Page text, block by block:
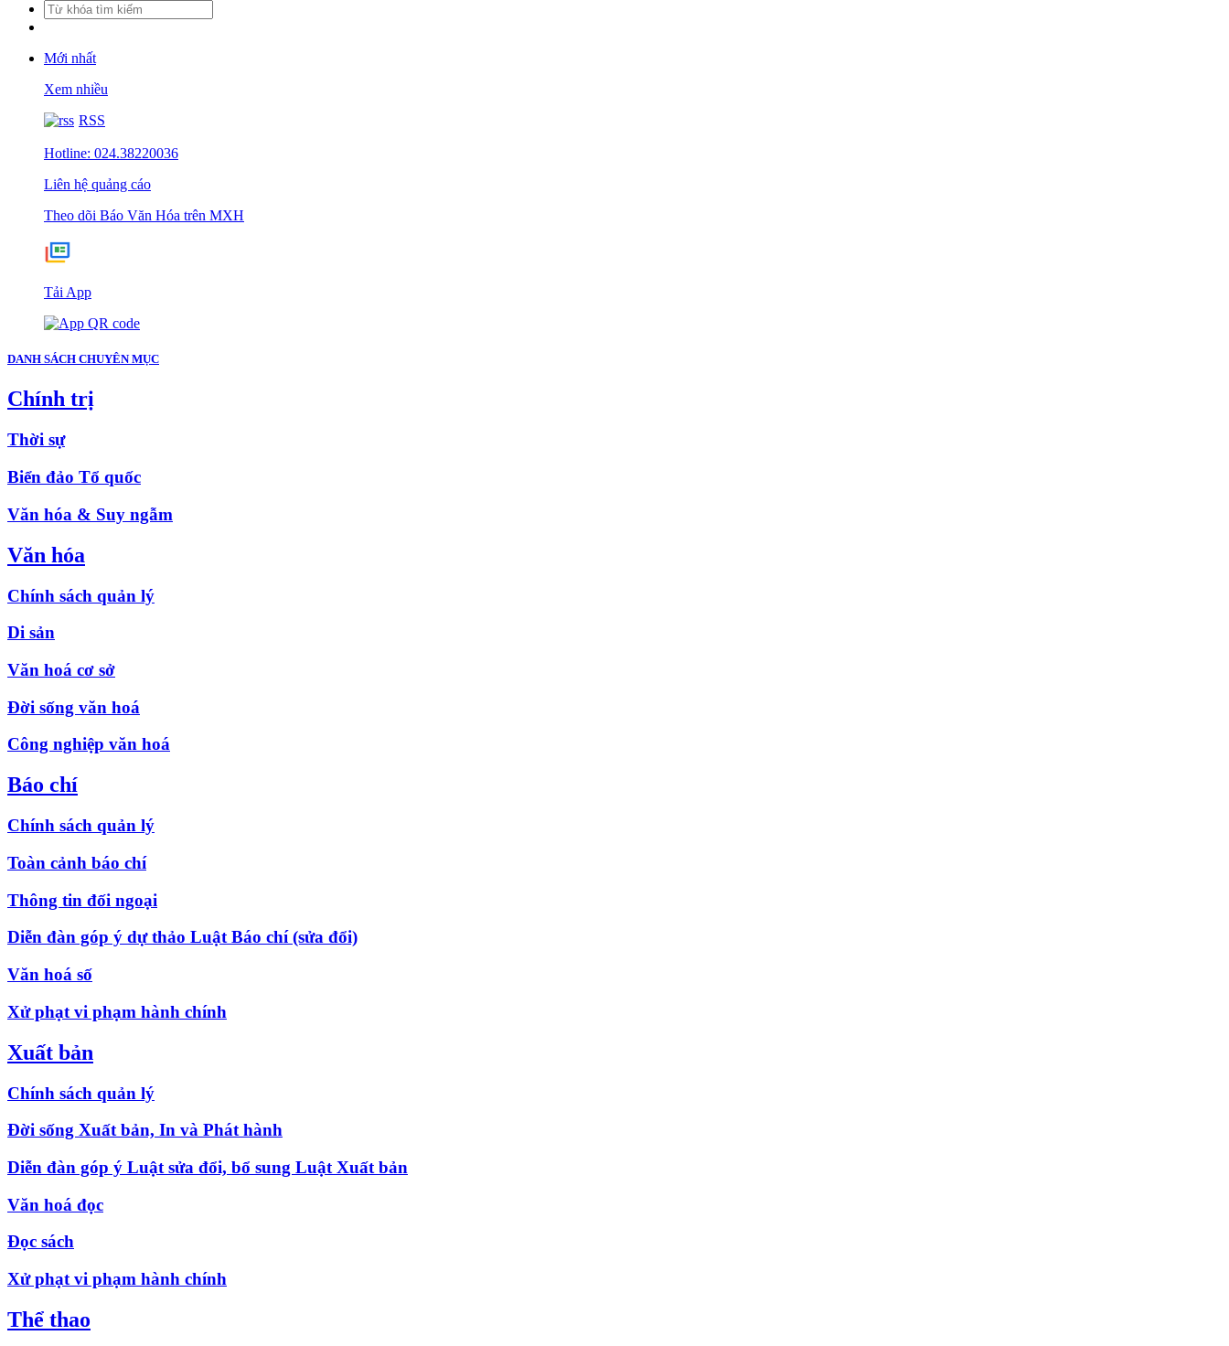
Mới nhất
Xem nhiều
RSS
Hotline: 024.38220036
Liên hệ quảng cáo
Theo dõi Báo Văn Hóa trên MXH
Tải App
DANH SÁCH CHUYÊN MỤC
Chính trị
Thời sự
Biển đảo Tổ quốc
Văn hóa & Suy ngẫm
Văn hóa
Chính sách quản lý
Di sản
Văn hoá cơ sở
Đời sống văn hoá
Công nghiệp văn hoá
Báo chí
Chính sách quản lý
Toàn cảnh báo chí
Thông tin đối ngoại
Diễn đàn góp ý dự thảo Luật Báo chí (sửa đổi)
Văn hoá số
Xử phạt vi phạm hành chính
Xuất bản
Chính sách quản lý
Đời sống Xuất bản, In và Phát hành
Diễn đàn góp ý Luật sửa đổi, bổ sung Luật Xuất bản
Văn hoá đọc
Đọc sách
Xử phạt vi phạm hành chính
Thể thao